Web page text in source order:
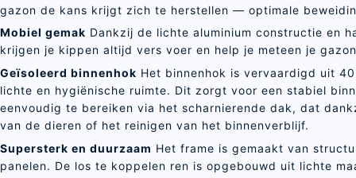
gazon de kans krijgt zich te herstellen — optimale
Mobiel gemak Dankzij de lichte aluminium constructie en
krijgen je kippen altijd vers voer en help je meteen je
Geïsoleerd binnenhok Het binnenhok is vervaardigd uit
lichte en hygiënische ruimte. Dit zorgt voor een stabiel
eenvoudig te bereiken via het scharnierende dak, dat
van de dieren of het reinigen van het binnenverblijf.
Supersterk en duurzaam Het frame is gemaakt van
panelen. De los te koppelen ren is opgebouwd uit lichte